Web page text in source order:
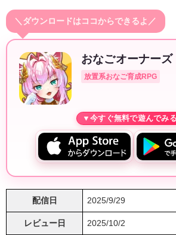
＼ダウンロードはココからできるよ／
おなごオーナーズ
放置系おなご育成RPG
配信日 2025/9/29
レビュー日 2025/10/2